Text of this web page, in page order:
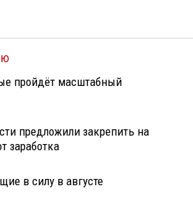
пройдёт масштабный
предложили закрепить на
заработка
в силу в августе